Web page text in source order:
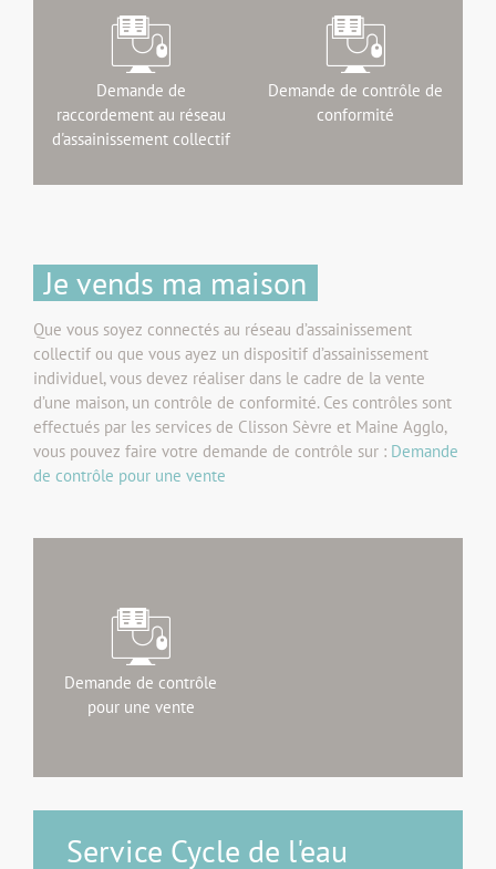
Demande de
raccordement au réseau
d'assainissement collectif
Demande de contrôle de
conformité
Je vends ma maison
Que vous soyez connectés au réseau d’assainissement
collectif ou que vous ayez un dispositif d’assainissement
individuel, vous devez réaliser dans le cadre de la vente
d’une maison, un contrôle de conformité. Ces contrôles sont
effectués par les services de Clisson Sèvre et Maine Agglo,
vous pouvez faire votre demande de contrôle sur : Demande
de contrôle pour une vente
Demande de contrôle
pour une vente
Service Cycle de l'eau